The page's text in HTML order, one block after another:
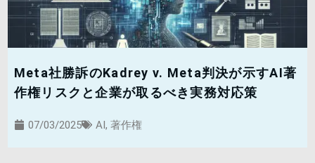
Meta社勝訴のKadrey v. Meta判決が示すAI著
作権リスクと企業が取るべき実務対応策
07/03/2025 AI, 著作権